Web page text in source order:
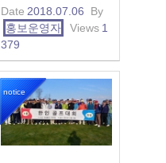
Date 2018.07.06
By
홍보운영자
Views 1
379
notice